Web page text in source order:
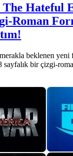
The Hateful
Roman
beklenen
sayfalık bir çizgi-